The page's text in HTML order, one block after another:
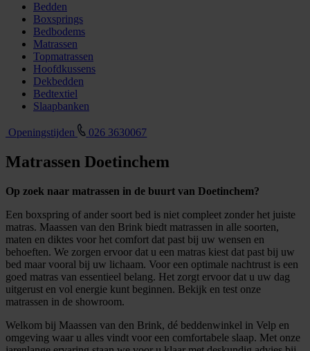
Bedden
Boxsprings
Bedbodems
Matrassen
Topmatrassen
Hoofdkussens
Dekbedden
Bedtextiel
Slaapbanken
Openingstijden 026 3630067
Matrassen Doetinchem
Op zoek naar matrassen in de buurt van Doetinchem?
Een boxspring of ander soort bed is niet compleet zonder het juiste
matras. Maassen van den Brink biedt matrassen in alle soorten,
maten en diktes voor het comfort dat past bij uw wensen en
behoeften. We zorgen ervoor dat u een matras kiest dat past bij uw
bed maar vooral bij uw lichaam. Voor een optimale nachtrust is een
goed matras van essentieel belang. Het zorgt ervoor dat u uw dag
uitgerust en vol energie kunt beginnen. Bekijk en test onze
matrassen in de showroom.
Welkom bij Maassen van den Brink, dé beddenwinkel in Velp en
omgeving waar u alles vindt voor een comfortabele slaap. Met onze